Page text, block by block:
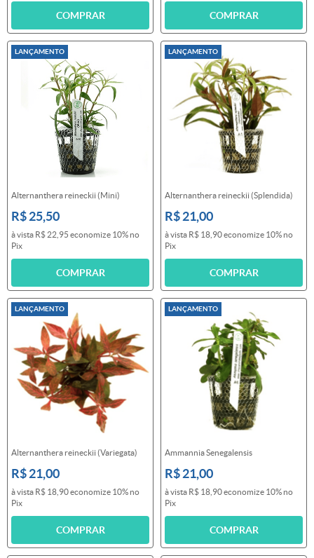
COMPRAR COMPRAR
LANÇAMENTO
Alternanthera reineckii (Mini)
R$ 25,50
à vista R$ 22,95 economize 10% no
Pix
COMPRAR
LANÇAMENTO
Alternanthera reineckii (Splendida)
R$ 21,00
à vista R$ 18,90economize 10% no
Pix
COMPRAR
LANÇAMENTO
Alternanthera reineckii (Variegata)
R$ 21,00
à vista R$ 18,90economize 10% no
Pix
COMPRAR
LANÇAMENTO
Ammannia Senegalensis
R$ 21,00
à vista R$ 18,90economize 10% no
Pix
COMPRAR